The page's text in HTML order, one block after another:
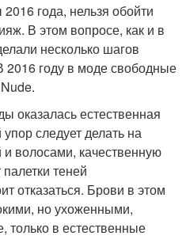
года, нельзя обойти
В этом вопросе, как и в
несколько шагов
2016 году в моде свободные
оказалась естественная
следует делать на
и волосами, качественную
теней
отказаться. Брови в этом
но ухоженными,
только в естественные